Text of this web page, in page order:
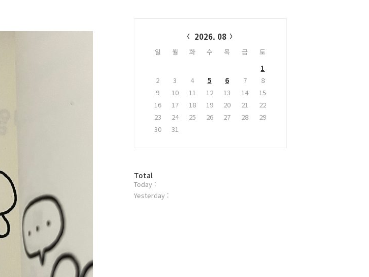
2026. 08
일 월 화 수 목 금
토
1
2
3 4 5 6 7
8
9
10 11 12 13 14
15
16
17 18 19 20 21
22
23
24 25 26 27 28
29
30
31
방
문
자
Total
Today :
Yesterday :